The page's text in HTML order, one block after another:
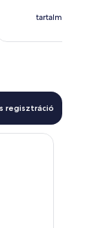
tartalmazza az
regisztráció